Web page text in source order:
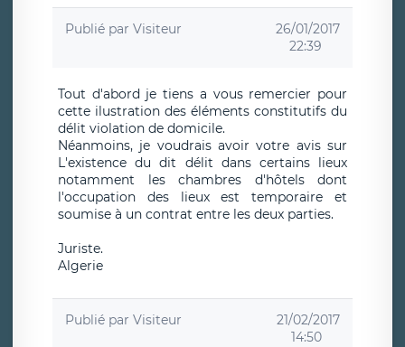
Publié par Visiteur
26/01/2017
22:39
Tout d'abord je tiens a vous remercier pour
cette ilustration des éléments constitutifs du
délit violation de domicile.
Néanmoins, je voudrais avoir votre avis sur
L'existence du dit délit dans certains lieux
notamment les chambres d'hôtels dont
l'occupation des lieux est temporaire et
soumise à un contrat entre les deux parties.
Juriste.
Algerie
Publié par Visiteur
21/02/2017
14:50